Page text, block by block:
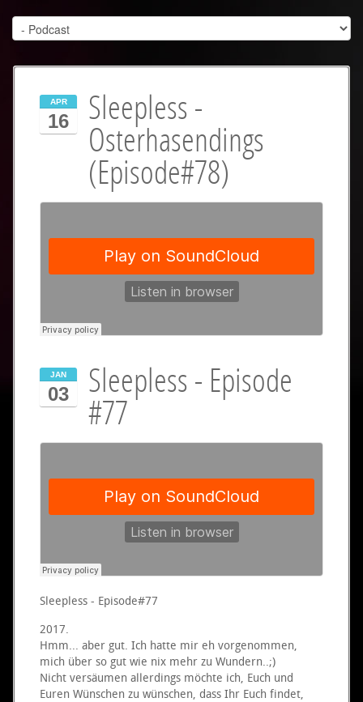
APR
16
Sleepless -
Osterhasendings
(Episode#78)
JAN
03
Sleepless - Episode
#77
Sleepless - Episode#77
2017.
Hmm... aber gut. Ich hatte mir eh vorgenommen,
mich über so gut wie nix mehr zu Wundern..;)
Nicht versäumen allerdings möchte ich, Euch und
Euren Wünschen zu wünschen, dass Ihr Euch findet,